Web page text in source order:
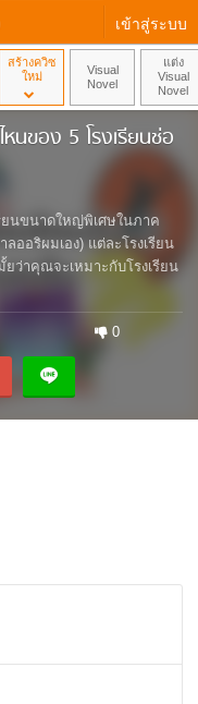
เข้าสู่ระบบ
สร้างควิซ
ใหม่
Visual
Novel
แต่ง
Visual
Novel
นของ 5 โรงเรียนช่อ
ยนขนาดใหญ่พิเศษในภาค
ลออริผมเอง) แต่ละโรงเรียน
ว่าคุณจะเหมาะกับโรงเรียน
0